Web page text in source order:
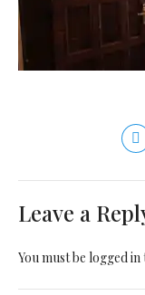
Leave a
You must be logged in